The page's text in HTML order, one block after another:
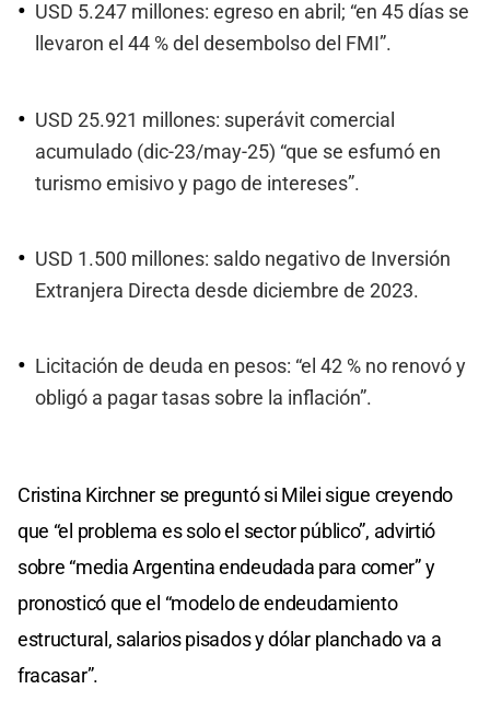
USD 5.247 millones: egreso en abril; “en 45 días se
llevaron el 44 % del desembolso del FMI”.
USD 25.921 millones: superávit comercial
acumulado (dic-23/may-25) “que se esfumó en
turismo emisivo y pago de intereses”.
USD 1.500 millones: saldo negativo de Inversión
Extranjera Directa desde diciembre de 2023.
Licitación de deuda en pesos: “el 42 % no renovó y
obligó a pagar tasas sobre la inflación”.
Cristina Kirchner se preguntó si Milei sigue creyendo
que “el problema es solo el sector público”, advirtió
sobre “media Argentina endeudada para comer” y
pronosticó que el “modelo de endeudamiento
estructural, salarios pisados y dólar planchado va a
fracasar”.